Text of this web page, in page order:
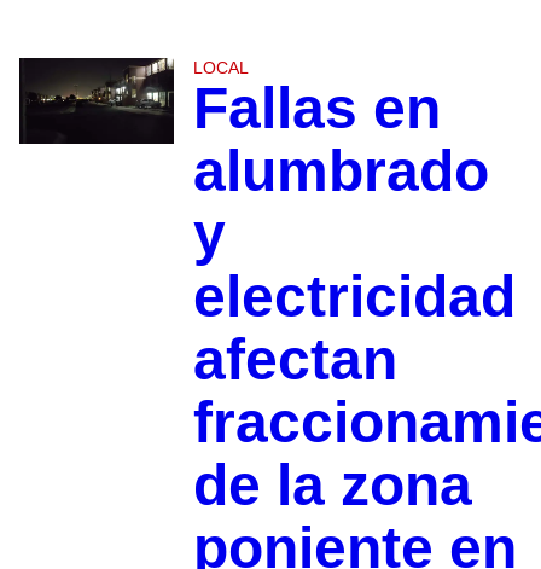
LOCAL
Fallas en
alumbrado
y
electricidad
afectan
de la zona
poniente en